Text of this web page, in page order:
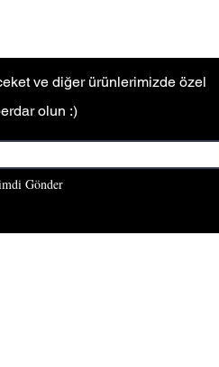
ve diğer ürünlerimizde özel
olun :)
Gönder